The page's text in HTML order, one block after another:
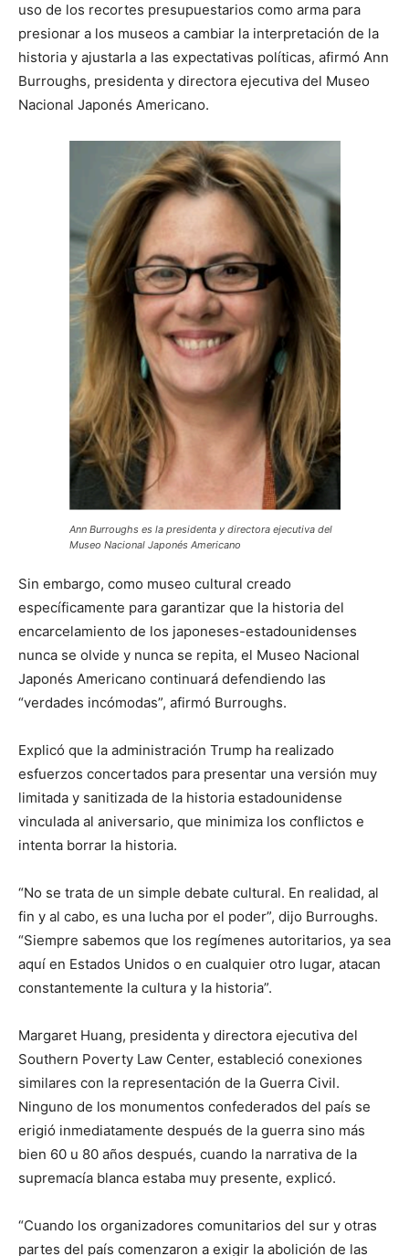
uso de los recortes presupuestarios como arma para
presionar a los museos a cambiar la interpretación de la
historia y ajustarla a las expectativas políticas, afirmó Ann
Burroughs, presidenta y directora ejecutiva del Museo
Nacional Japonés Americano.
Ann Burroughs es la presidenta y directora ejecutiva del
Museo Nacional Japonés Americano
Sin embargo, como museo cultural creado
específicamente para garantizar que la historia del
encarcelamiento de los japoneses-estadounidenses
nunca se olvide y nunca se repita, el Museo Nacional
Japonés Americano continuará defendiendo las
“verdades incómodas”, afirmó Burroughs.
Explicó que la administración Trump ha realizado
esfuerzos concertados para presentar una versión muy
limitada y sanitizada de la historia estadounidense
vinculada al aniversario, que minimiza los conflictos e
intenta borrar la historia.
“No se trata de un simple debate cultural. En realidad, al
fin y al cabo, es una lucha por el poder”, dijo Burroughs.
“Siempre sabemos que los regímenes autoritarios, ya sea
aquí en Estados Unidos o en cualquier otro lugar, atacan
constantemente la cultura y la historia”.
Margaret Huang, presidenta y directora ejecutiva del
Southern Poverty Law Center, estableció conexiones
similares con la representación de la Guerra Civil.
Ninguno de los monumentos confederados del país se
erigió inmediatamente después de la guerra sino más
bien 60 u 80 años después, cuando la narrativa de la
supremacía blanca estaba muy presente, explicó.
“Cuando los organizadores comunitarios del sur y otras
partes del país comenzaron a exigir la abolición de las